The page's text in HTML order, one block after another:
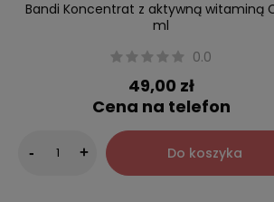
Bandi Koncentrat z aktywną witaminą
ml
0.0
49,00 zł
Cena na telefon
- + Do koszyka